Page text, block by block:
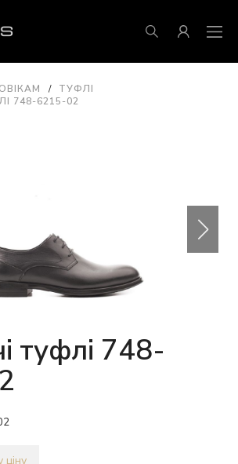
ТУФЛІ
748-6215-02
туфлі 748-
ціну